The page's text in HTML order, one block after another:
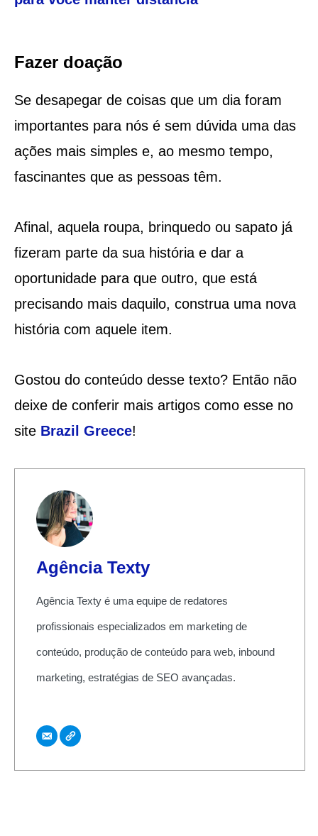
Fazer doação
Se desapegar de coisas que um dia foram
importantes para nós é sem dúvida uma das
ações mais simples e, ao mesmo tempo,
fascinantes que as pessoas têm.
Afinal, aquela roupa, brinquedo ou sapato já
fizeram parte da sua história e dar a
oportunidade para que outro, que está
precisando mais daquilo, construa uma nova
história com aquele item.
Gostou do conteúdo desse texto? Então não
deixe de conferir mais artigos como esse no
site Brazil Greece!
Agência Texty
Agência Texty é uma equipe de redatores
profissionais especializados em marketing de
conteúdo, produção de conteúdo para web, inbound
marketing, estratégias de SEO avançadas.